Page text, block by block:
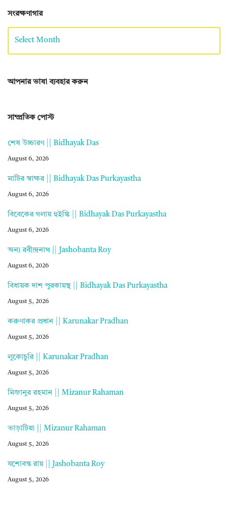
সংরক্ষণাগার
আপনার ভাষা ব্যবহার করুন
সাম্প্রতিক পোস্ট
শেষ উচ্চারণ || Bidhayak Das
August 6, 2026
মাটির স্বাক্ষর || Bidhayak Das Purkayastha
August 6, 2026
বিবেকের গলায় হুইস্কি || Bidhayak Das Purkayastha
August 6, 2026
অন্য রবীন্দ্রনাথ || Jashobanta Roy
August 6, 2026
বিধায়ক দাশ পুরকায়স্থ || Bidhayak Das Purkayastha
August 5, 2026
করুণাকর প্রধান || Karunakar Pradhan
August 5, 2026
লুকোচুরি || Karunakar Pradhan
August 5, 2026
মিজানুর রহমান || Mizanur Rahaman
August 5, 2026
ভাড়াটিয়া || Mizanur Rahaman
August 5, 2026
যশোবন্ত রায় || Jashobanta Roy
August 5, 2026